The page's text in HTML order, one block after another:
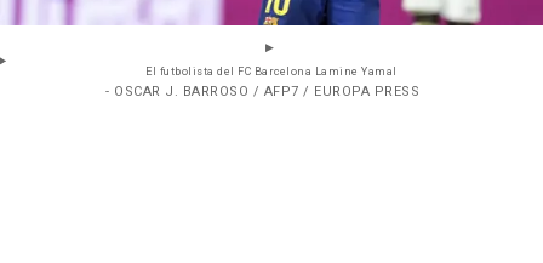
El futbolista del FC Barcelona Lamine Yamal
- OSCAR J. BARROSO / AFP7 / EUROPA PRESS